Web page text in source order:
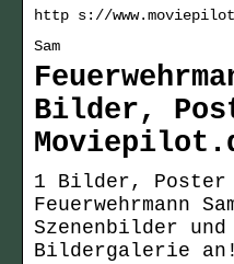
http s://
Sam
Bilder,
1 Bilder, Poster
Feuerwehrmann
Szenenbilder
Bildergalerie an!